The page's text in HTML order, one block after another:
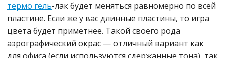
термо гель-лак будет меняться равномерно по всей
пластине. Если же у вас длинные пластины, то игра
цвета будет приметнее. Такой своего рода
аэрографический окрас — отличный вариант как
для офиса (если используются сдержанные тона), так